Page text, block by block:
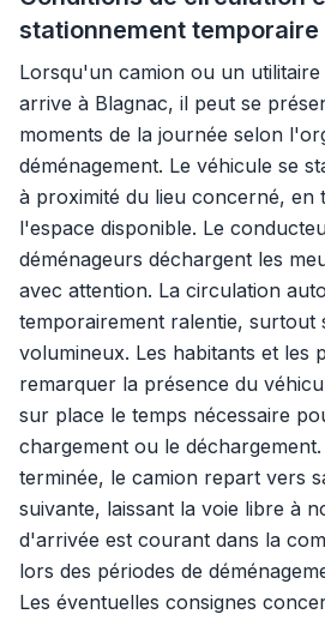
stationnement temporaire
Lorsqu'un camion ou un utilitaire
arrive à Blagnac, il peut se
moments de la journée selon
déménagement. Le véhicule se
à proximité du lieu concerné, en
l'espace disponible. Le
déménageurs déchargent les
avec attention. La circulation
temporairement ralentie, surtout
volumineux. Les habitants et les
remarquer la présence du
sur place le temps nécessaire
chargement ou le
terminée, le camion repart vers
suivante, laissant la voie libre à
d'arrivée est courant dans la
lors des périodes de
Les éventuelles consignes